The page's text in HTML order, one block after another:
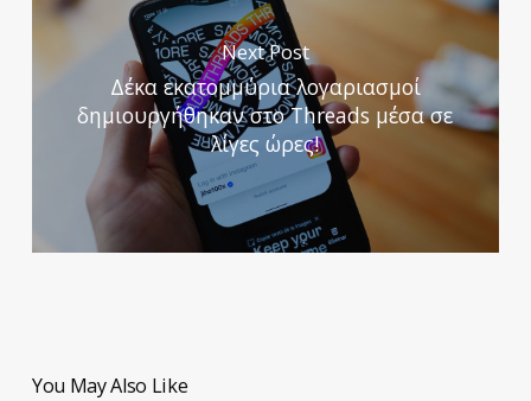
Next Post
Δέκα εκατομμύρια λογαριασμοί
δημιουργήθηκαν στο Threads μέσα σε
λίγες ώρες!
You May Also Like